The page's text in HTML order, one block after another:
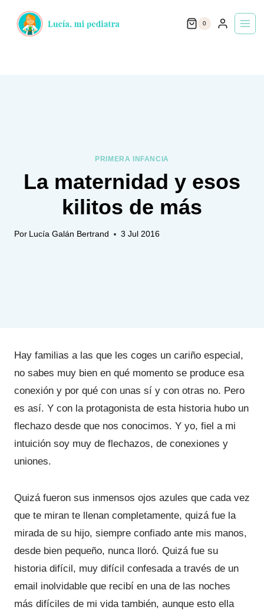
0
PRIMERA INFANCIA
La maternidad y esos
kilitos de más
Por Lucía Galán Bertrand 3 Jul 2016
Hay familias a las que les coges un cariño especial,
no sabes muy bien en qué momento se produce esa
conexión y por qué con unas sí y con otras no. Pero
es así. Y con la protagonista de esta historia hubo un
flechazo desde que nos conocimos. Y yo, fiel a mi
intuición soy muy de flechazos, de conexiones y
uniones.
Quizá fueron sus inmensos ojos azules que cada vez
que te miran te llenan completamente, quizá fue la
mirada de su hijo, siempre confiado ante mis manos,
desde bien pequeño, nunca lloró. Quizá fue su
historia difícil, muy difícil confesada a través de un
email inolvidable que recibí en una de las noches
más difíciles de mi vida también, aunque esto ella